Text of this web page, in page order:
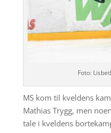
Foto:
MS kom til kveldens
Mathias Trygg, men
tale i kveldens